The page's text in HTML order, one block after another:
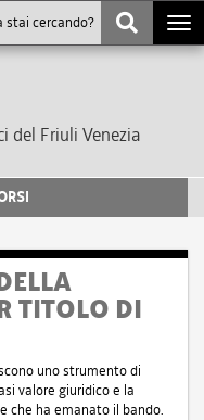
del Friuli Venezia
TITOLO DI
uno strumento di
valore giuridico e la
che ha emanato il bando.